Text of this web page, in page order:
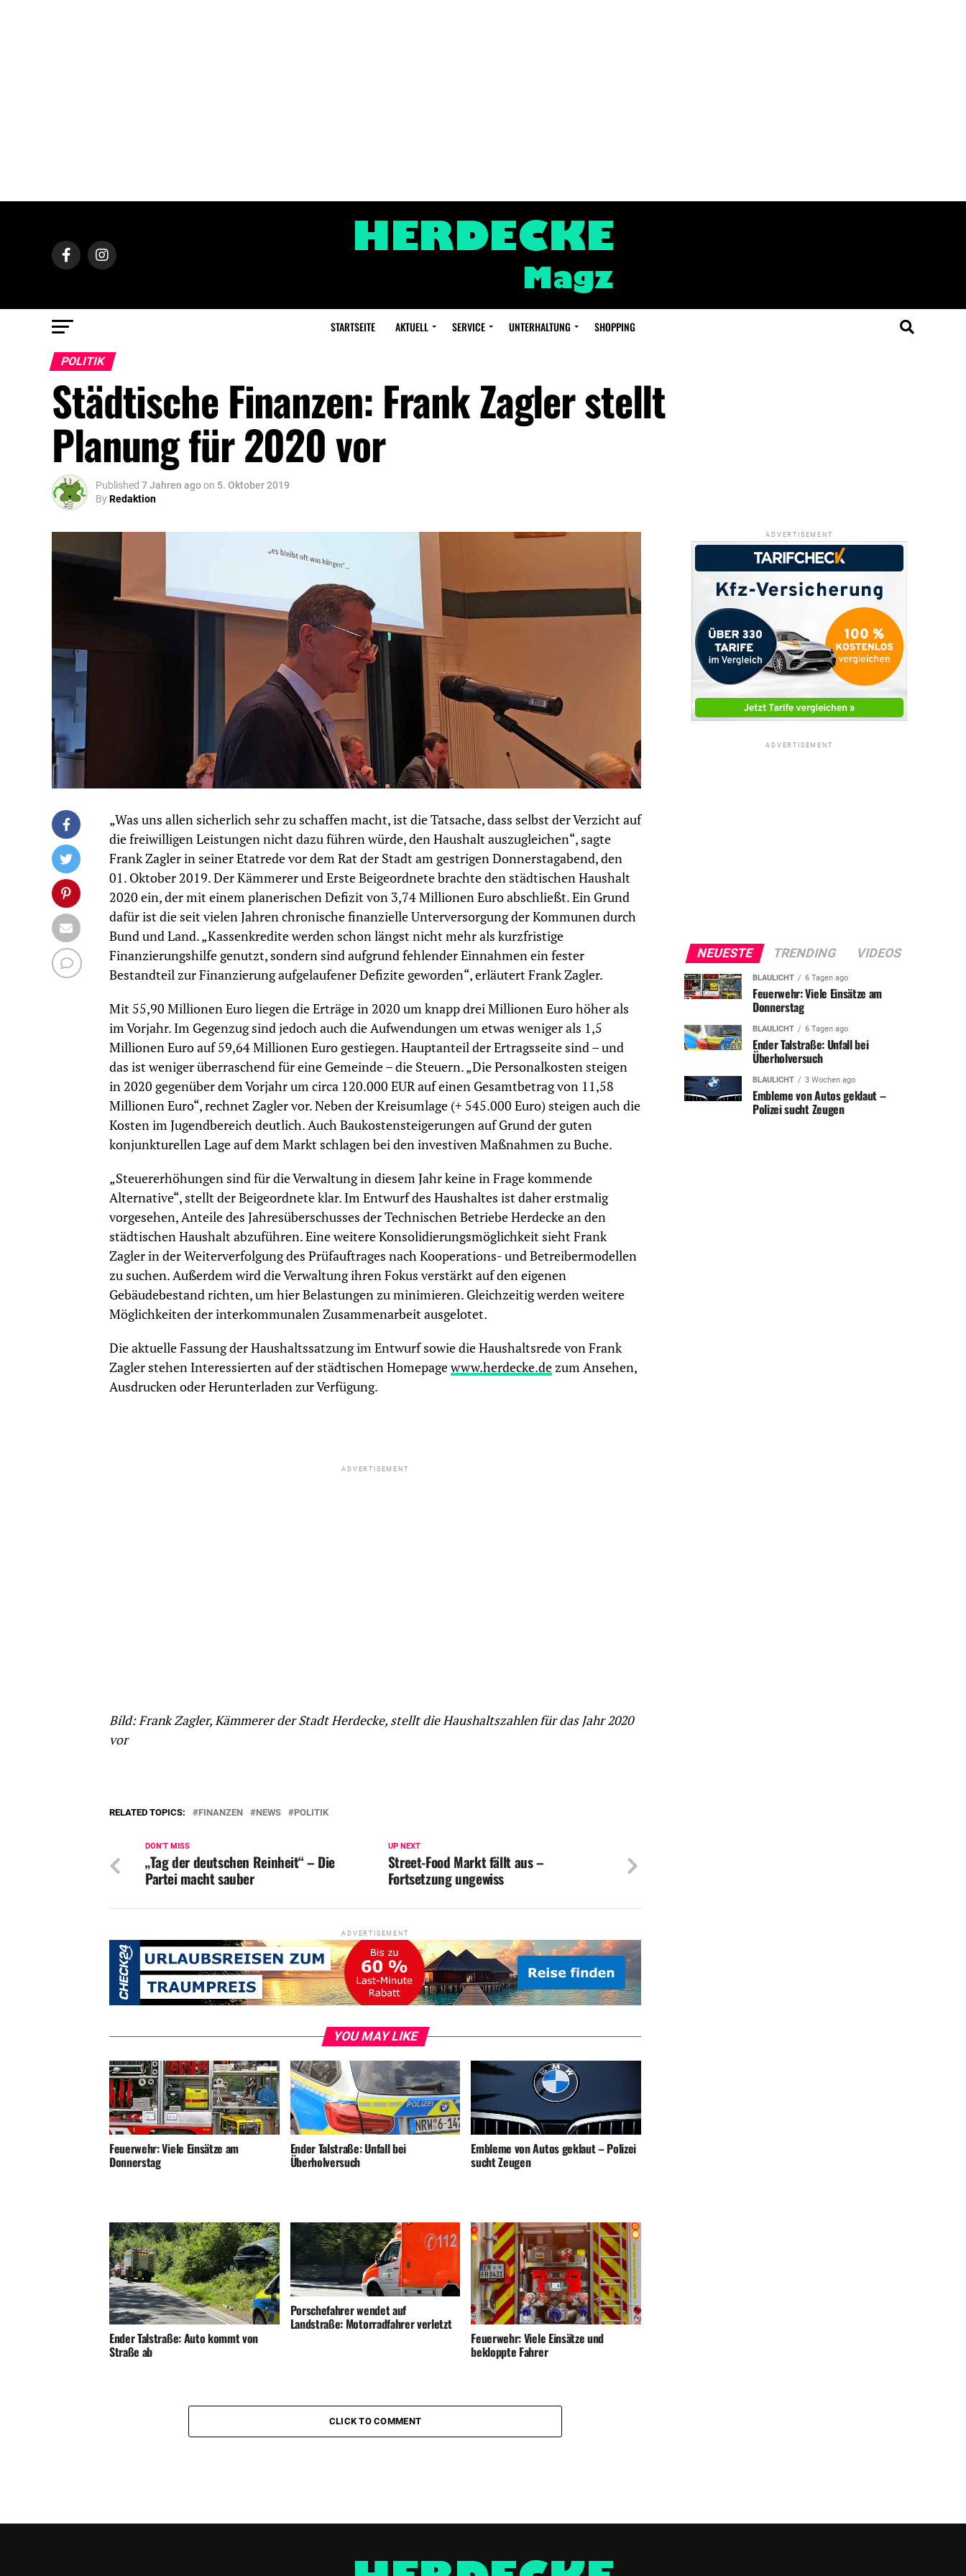
STARTSEITE AKTUELL SERVICE UNTERHALTUNG SHOPPING
POLITIK
Städtische Finanzen: Frank Zagler stellt
Planung für 2020 vor
Published 7 Jahren agoon 5. Oktober 2019
ByRedaktion
„Was uns allen sicherlich sehr zu schaffen macht, ist die Tatsache, dass selbst der Verzicht auf
die freiwilligen Leistungen nicht dazu führen würde, den Haushalt auszugleichen“, sagte
Frank Zagler in seiner Etatrede vor dem Rat der Stadt am gestrigen Donnerstagabend, den
01. Oktober 2019. Der Kämmerer und Erste Beigeordnete brachte den städtischen Haushalt
2020 ein, der mit einem planerischen Defizit von 3,74 Millionen Euro abschließt. Ein Grund
dafür ist die seit vielen Jahren chronische finanzielle Unterversorgung der Kommunen durch
Bund und Land. „Kassenkredite werden schon längst nicht mehr als kurzfristige
Finanzierungshilfe genutzt, sondern sind aufgrund fehlender Einnahmen ein fester
Bestandteil zur Finanzierung aufgelaufener Defizite geworden“, erläutert Frank Zagler.
Mit 55,90 Millionen Euro liegen die Erträge in 2020 um knapp drei Millionen Euro höher als
im Vorjahr. Im Gegenzug sind jedoch auch die Aufwendungen um etwas weniger als 1,5
Millionen Euro auf 59,64 Millionen Euro gestiegen. Hauptanteil der Ertragsseite sind – und
das ist weniger überraschend für eine Gemeinde – die Steuern. „Die Personalkosten steigen
in 2020 gegenüber dem Vorjahr um circa 120.000 EUR auf einen Gesamtbetrag von 11,58
Millionen Euro“, rechnet Zagler vor. Neben der Kreisumlage (+ 545.000 Euro) steigen auch die
Kosten im Jugendbereich deutlich. Auch Baukostensteigerungen auf Grund der guten
konjunkturellen Lage auf dem Markt schlagen bei den investiven Maßnahmen zu Buche.
„Steuererhöhungen sind für die Verwaltung in diesem Jahr keine in Frage kommende
Alternative“, stellt der Beigeordnete klar. Im Entwurf des Haushaltes ist daher erstmalig
vorgesehen, Anteile des Jahresüberschusses der Technischen Betriebe Herdecke an den
städtischen Haushalt abzuführen. Eine weitere Konsolidierungsmöglichkeit sieht Frank
Zagler in der Weiterverfolgung des Prüfauftrages nach Kooperations- und Betreibermodellen
zu suchen. Außerdem wird die Verwaltung ihren Fokus verstärkt auf den eigenen
Gebäudebestand richten, um hier Belastungen zu minimieren. Gleichzeitig werden weitere
Möglichkeiten der interkommunalen Zusammenarbeit ausgelotet.
Die aktuelle Fassung der Haushaltssatzung im Entwurf sowie die Haushaltsrede von Frank
Zagler stehen Interessierten auf der städtischen Homepagewww.herdecke.dezum Ansehen,
Ausdrucken oder Herunterladen zur Verfügung.
ADVERTISEMENT
Bild: Frank Zagler, Kämmerer der Stadt Herdecke, stellt die Haushaltszahlen für das Jahr 2020
vor
RELATED TOPICS: FINANZEN NEWS POLITIK
UP NEXT
Street-Food Markt fällt aus –
Fortsetzung ungewiss
DON'T MISS
„Tag der deutschen Reinheit“ – Die
Partei macht sauber
ADVERTISEMENT
YOU MAY LIKE
Feuerwehr: Viele Einsätze am
Donnerstag
Ender Talstraße: Unfall bei
Überholversuch
Embleme von Autos geklaut – Polizei
sucht Zeugen
Ender Talstraße: Auto kommt von
Straße ab
Porschefahrer wendet auf
Landstraße: Motorradfahrer verletzt
Feuerwehr: Viele Einsätze und
bekloppte Fahrer
CLICK TO COMMENT
ADVERTISEMENT
ADVERTISEMENT
NEUESTE TRENDING VIDEOS
BLAULICHT 6 Tagen ago
Feuerwehr: Viele Einsätze am
Donnerstag
BLAULICHT 6 Tagen ago
Ender Talstraße: Unfall bei
Überholversuch
BLAULICHT 3 Wochen ago
Embleme von Autos geklaut –
Polizei sucht Zeugen